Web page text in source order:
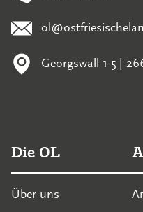
Georgswall 1-5 |
Die OL
Über uns